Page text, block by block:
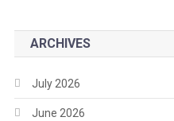
ARCHIVES
July 2026
June 2026